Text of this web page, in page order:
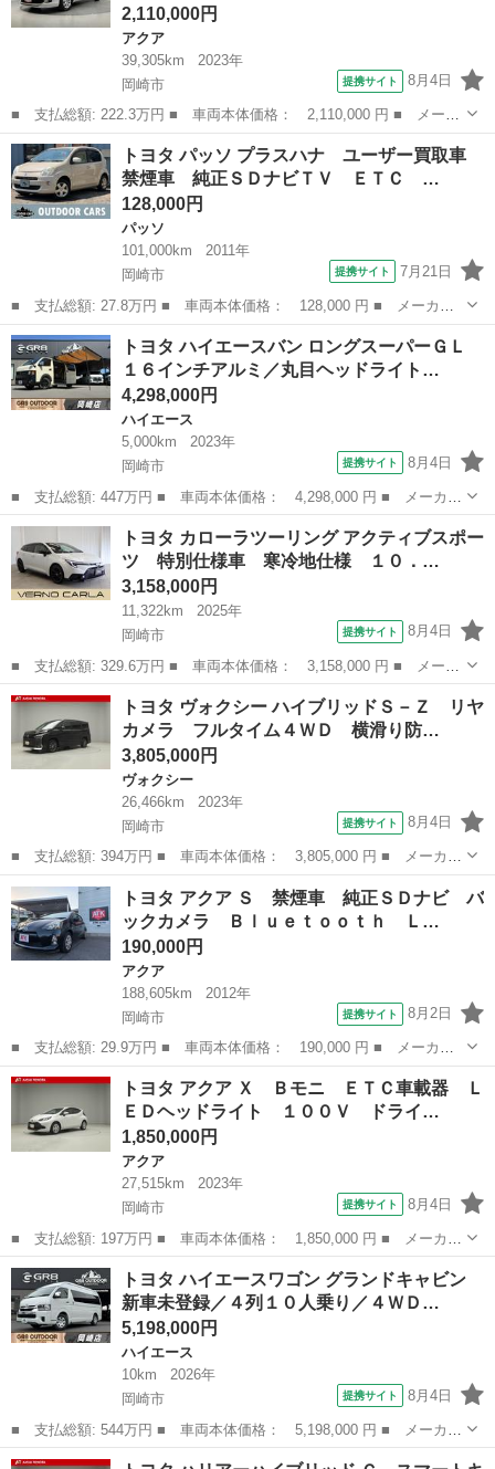
2,110,000円
アクア
39,305km
2023年
岡崎市
提携サイト 8月4日
■ 支払総額: 222.3万円 ■ 車両本体価格： 2,110,000 円 ■ メーカ
ー名： トヨタ ■ 車種名： アクア ■ グレード名： Ｚ 衝突回
避 スマートＫｅｙ Ｂモニタ １オーナー ナビＴＶ Ｗエアバッ
グ ＬＥ...
愛知 岡崎市 アクア
トヨタ パッソ プラスハナ ユーザー買取車
禁煙車 純正ＳＤナビＴＶ ＥＴＣ …
128,000円
パッソ
101,000km
2011年
岡崎市
提携サイト 7月21日
■ 支払総額: 27.8万円 ■ 車両本体価格： 128,000 円 ■ メーカー
名： トヨタ ■ 車種名： パッソ ■ グレード名： プラスハナ
ユーザー買取車 禁煙車 純正ＳＤナビＴＶ ＥＴＣ スマートキ
ー ＣＤ・ＤＶ...
愛知 岡崎市 パッソ
トヨタ ハイエースバン ロングスーパーＧＬ
１６インチアルミ／丸目ヘッドライト…
4,298,000円
ハイエース
5,000km
2023年
岡崎市
提携サイト 8月4日
■ 支払総額: 447万円 ■ 車両本体価格： 4,298,000 円 ■ メーカー
名： トヨタ ■ 車種名： ハイエースバン ■ グレード名： ロン
グスーパーＧＬ １６インチアルミ／丸目ヘッドライト／ＢＯＸベッ
ドキット／...
愛知 岡崎市 ハイエース
トヨタ カローラツーリング アクティブスポー
ツ 特別仕様車 寒冷地仕様 １０．…
3,158,000円
11,322km
2025年
岡崎市
提携サイト 8月4日
■ 支払総額: 329.6万円 ■ 車両本体価格： 3,158,000 円 ■ メーカ
ー名： トヨタ ■ 車種名： カローラツーリング ■ グレード
名： アクティブスポーツ 特別仕様車 寒冷地仕様 １０．５型純
正ＤＡ トヨ...
愛知 岡崎市 トヨタ
トヨタ ヴォクシー ハイブリッドＳ－Ｚ リヤ
カメラ フルタイム４ＷＤ 横滑り防…
3,805,000円
ヴォクシー
26,466km
2023年
岡崎市
提携サイト 8月4日
■ 支払総額: 394万円 ■ 車両本体価格： 3,805,000 円 ■ メーカー
名： トヨタ ■ 車種名： ヴォクシー ■ グレード名： ハイブリ
ッドＳ－Ｚ リヤカメラ フルタイム４ＷＤ 横滑り防止機能 １０
０Ｖ ＤＶ...
愛知 岡崎市 ヴォクシー
トヨタ アクア Ｓ 禁煙車 純正ＳＤナビ バ
ックカメラ Ｂｌｕｅｔｏｏｔｈ Ｌ…
190,000円
アクア
188,605km
2012年
岡崎市
提携サイト 8月2日
■ 支払総額: 29.9万円 ■ 車両本体価格： 190,000 円 ■ メーカー
名： トヨタ ■ 車種名： アクア ■ グレード名： Ｓ 禁煙車
純正ＳＤナビ バックカメラ Ｂｌｕｅｔｏｏｔｈ ＬＥＤヘッドラ
イト ＥＴＣ...
愛知 岡崎市 アクア
トヨタ アクア Ｘ Ｂモニ ＥＴＣ車載器 Ｌ
ＥＤヘッドライト １００Ｖ ドライ…
1,850,000円
アクア
27,515km
2023年
岡崎市
提携サイト 8月4日
■ 支払総額: 197万円 ■ 車両本体価格： 1,850,000 円 ■ メーカー
名： トヨタ ■ 車種名： アクア ■ グレード名： Ｘ Ｂモニ
ＥＴＣ車載器 ＬＥＤヘッドライト １００Ｖ ドライブレコーダ
ー イモビ ...
愛知 岡崎市 アクア
トヨタ ハイエースワゴン グランドキャビン
新車未登録／４列１０人乗り／４ＷＤ…
5,198,000円
ハイエース
10km
2026年
岡崎市
提携サイト 8月4日
■ 支払総額: 544万円 ■ 車両本体価格： 5,198,000 円 ■ メーカー
名： トヨタ ■ 車種名： ハイエースワゴン ■ グレード名： グ
愛知 岡崎市 ハイエース